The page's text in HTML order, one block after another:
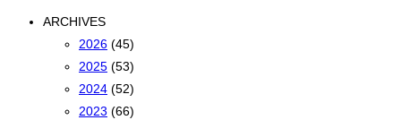
ARCHIVES
2026 (45)
2025 (53)
2024 (52)
2023 (66)